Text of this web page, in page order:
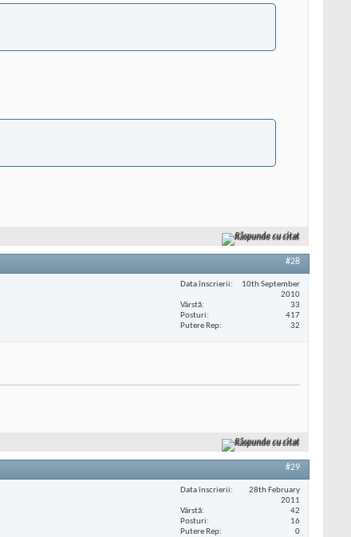
Răspunde cu citat
#28
Data înscrierii
10th September
2010
Vârstă
33
Posturi
417
Putere Rep
32
Răspunde cu citat
#29
Data înscrierii
28th February
2011
Vârstă
42
Posturi
16
Putere Rep
0